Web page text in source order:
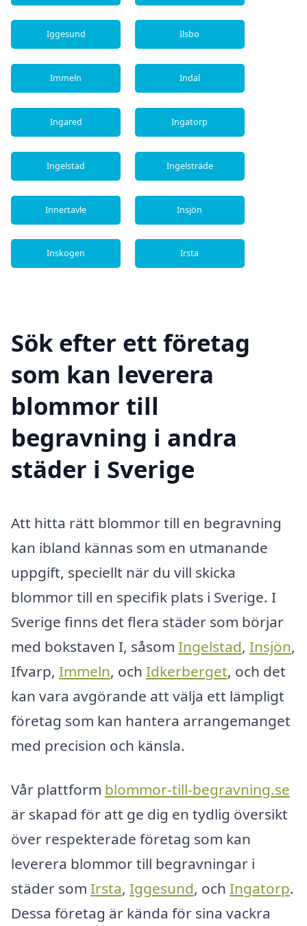
Iggesund Ilsbo
Immeln Indal
Ingared Ingatorp
Ingelstad Ingelsträde
Innertavle Insjön
Inskogen Irsta
Sök efter ett företag
som kan leverera
blommor till
begravning i andra
städer i Sverige
Att hitta rätt blommor till en begravning
kan ibland kännas som en utmanande
uppgift, speciellt när du vill skicka
blommor till en specifik plats i Sverige. I
Sverige finns det flera städer som börjar
med bokstaven I, såsom Ingelstad, Insjön,
Ifvarp, Immeln, och Idkerberget, och det
kan vara avgörande att välja ett lämpligt
företag som kan hantera arrangemanget
med precision och känsla.
Vår plattform blommor-till-begravning.se
är skapad för att ge dig en tydlig översikt
över respekterade företag som kan
leverera blommor till begravningar i
städer som Irsta, Iggesund, och Ingatorp.
Dessa företag är kända för sina vackra